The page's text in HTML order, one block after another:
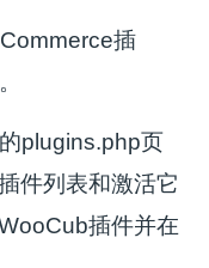
插
plugins.php页
件列表和激活它
插件并在